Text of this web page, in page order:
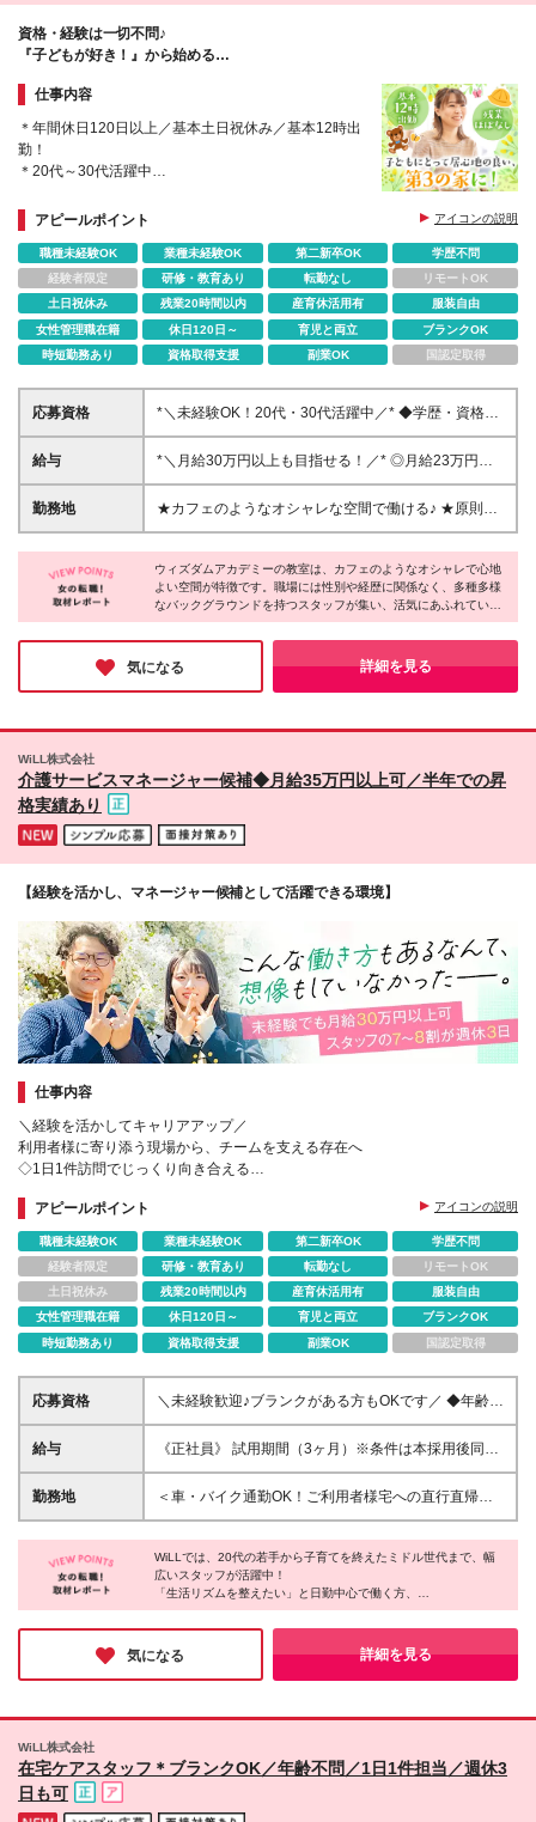
資格・経験は一切不問♪
『子どもが好き！』から始める
仕事内容
＊年間休日120日以上／基本土日祝休み／基本12時出
勤！
＊20代～30代活躍中
躍できる
＊将来的にはスクールマネージャーとしてメンバーの
育成などもできます！
アピールポイント アイコンの説明
職種未経験OK 業種未経験OK 第二新卒OK
学歴不問
経験者限定
研修・教育あり 転勤なし
リモートOK
土日祝休み
残業20時間以内 産育休活用有
服装自由
女性管理職在籍
休日120日～ 育児と両立
ブランクOK
時短勤務あり
資格取得支援 副業OK 国認定取得
応募資格
*＼未経験OK！20代・30代活躍中／* ◆学歴・資格不
問 ◆第二新卒歓迎 「土日も休める仕事が良い」 「未
経験から子どもに寄り添える仕事がしたい」 などの
支援員資格をお持ちの方は資格手当支給！
給与
*＼月給30万円以上も目指せる！／* ◎月給23万円～
35万円 ◆スーパーバイザー / マネージャークラス 月
給30万円～35万円 ※能力・適性を考慮し決定いたし
す。 ◆スクールマネージャークラス 月給25.5万円～
※能力・適性を考慮し決定いたします。 ※固定残業代
30時間相当分46,560円～を含みます。 時間超過分
23万円～ ※能力・適性を考慮し決定いたします。 ※
固定残業代15時間相当分23,100円～を含みます。
時間超過分は別途支給いたします。 【共通】 ※保育
遇に変更なし
勤務地
★カフェのようなオシャレな空間で働ける♪ ★原則、
転居を伴う転勤なし ★ご自宅の最寄り駅や適性、配
置状況を考慮して決定します 東京都・神奈川県・埼
玉県内のいずれかの拠点 ※本配属先は適性や人員状況
を考慮し、入社翌月以降に確定します ※原則転居を伴
う異動はありません ■ウィズダムアカデミー｜直営校
（18校舎） [東京] 目白校／王子校／三鷹吉祥寺校／恵
比寿校／二子玉川校／池尻三軒茶屋校／駒沢桜新町校
京] emiffce練馬アフタースクール ティップネス・キッ
ズ アフタースクール東武練馬店 ティップネス・キッ
タースクール港北綱島校 Nキッズアカデミー横須賀校
[埼玉] ASAHI KIDS.アフタースクール 浦和常盤校 ※(変
更の範囲)上記を除く当社関連勤務地
ウィズダムアカデミーの教室は、カフェのようなオシャレで心地
よい空間が特徴です。職場には性別や経歴に関係なく、多種多様
なバックグラウンドを持つスタッフが集い、活気にあふれていま
す！特に職員同士の仲の良さが魅力で、みなさんが「人間関係の
良さに自信がある」と口を揃えるほど◎子どもと触れ合いなが
ら、働きやすさバツグンの環境で、のびのびと働ける環境です♪
気になる 詳細を見る
WiLL株式会社
介護サービスマネージャー候補◆月給35万円以上可／半年での昇
格実績あり
【経験を活かし、マネージャー候補として活躍できる環境】
仕事内容
＼経験を活かしてキャリアアップ／
利用者様に寄り添う現場から、チームを支える存在へ
◇1日1件訪問でじっくり向き合える
◇スタッフ育成・マネジメントにも挑戦可能
アピールポイント アイコンの説明
職種未経験OK 業種未経験OK 第二新卒OK
学歴不問
経験者限定
研修・教育あり 転勤なし
リモートOK
土日祝休み
残業20時間以内 産育休活用有
服装自由
女性管理職在籍
休日120日～ 育児と両立
ブランクOK
時短勤務あり
資格取得支援 副業OK 国認定取得
応募資格
＼未経験歓迎♪ブランクがある方もOKです／ ◆年齢・
経験不問 ◆第二新卒・社会人デビュー歓迎 ◆久しぶ
りの仕事復帰も応援 ◎人とじっくり関われる仕事が
ンクがあっても無理なく働きたい ◎プライベートと
給与どちらも叶えたい そんな方にぴったりです♪
給与
《正社員》 試用期間（3ヶ月）※条件は本採用後同様
◎月給平均30万円以上可能 ◎年収500万円超の社員も
在籍 ◎残業代は全額支給 ＜働き方・エリアに応じて
勤：月給29万～32万円 ■夜勤のみ ：月給30万～34
万円 【関西エリア（大阪・兵庫・奈良）】 ■日勤の
み ：月給25万～27万円 ■日勤＋夜勤：月給26万～
＋夜勤：月給26万～29万円 ■夜勤のみ ：月給28万
～32万円 【東海エリア（愛知）】 ■日勤のみ ：月
1900円 ※エリアにより異なります （研修期間は各エ
勤務地
＜車・バイク通勤OK！ご利用者様宅への直行直帰も
可能◎＞ 配属先はご自宅から通いやすい現場を考慮
します！ ■東京・神奈川・埼玉・千葉エリア ■大阪・
兵庫・奈良エリア ■名古屋（愛知）エリア ■福岡エリ
ア ＜拠点一覧＞ 【本社】東京都八王子市明神町2-20-
7 アクトプレイス4・5階 【渋谷支店】東京都渋谷区
南平台13-4 南平台セントラルハイツ309 【神奈川支
店】神奈川県横浜市中区翁町2-8-5 関内エメラルド
ビル302 【埼玉支店】 埼玉県川口市西川口1-23-13 ア
2-8 ラ・メゾンカトウ605 【福岡支店】福岡市中央区
WiLLでは、20代の若手から子育てを終えたミドル世代まで、幅
広いスタッフが活躍中！
「生活リズムを整えたい」と日勤中心で働く方、
「家庭と両立したい」と週4日で無理なく働く方、
「収入を上げたい」と夜勤を組み合わせる方など、働き方はさま
ざま。
ライフステージが変わっても、自分のペースで続けられる環境で
す。
気になる 詳細を見る
WiLL株式会社
在宅ケアスタッフ＊ブランクOK／年齢不問／1日1件担当／週休3
日も可